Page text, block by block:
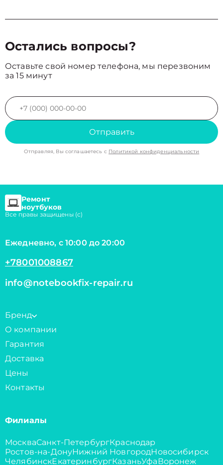
Остались вопросы?
Оставьте свой номер телефона, мы перезвоним
за 15 минут
Отправить
Отправляя, Вы соглашаетесь с Политикой конфиденциальности
Ремонт
ноутбуков
Все правы защищены (с)
Ежедневно, с 10:00 до 20:00
+78001008867
info@notebookfix-repair.ru
Бренд
О компании
Гарантия
Доставка
Цены
Контакты
Филиалы
МоскваСанкт-ПетербургКраснодар
Ростов-на-ДонуНижний НовгородНовосибирск
ЧелябинскЕкатеринбургКазаньУфаВоронеж